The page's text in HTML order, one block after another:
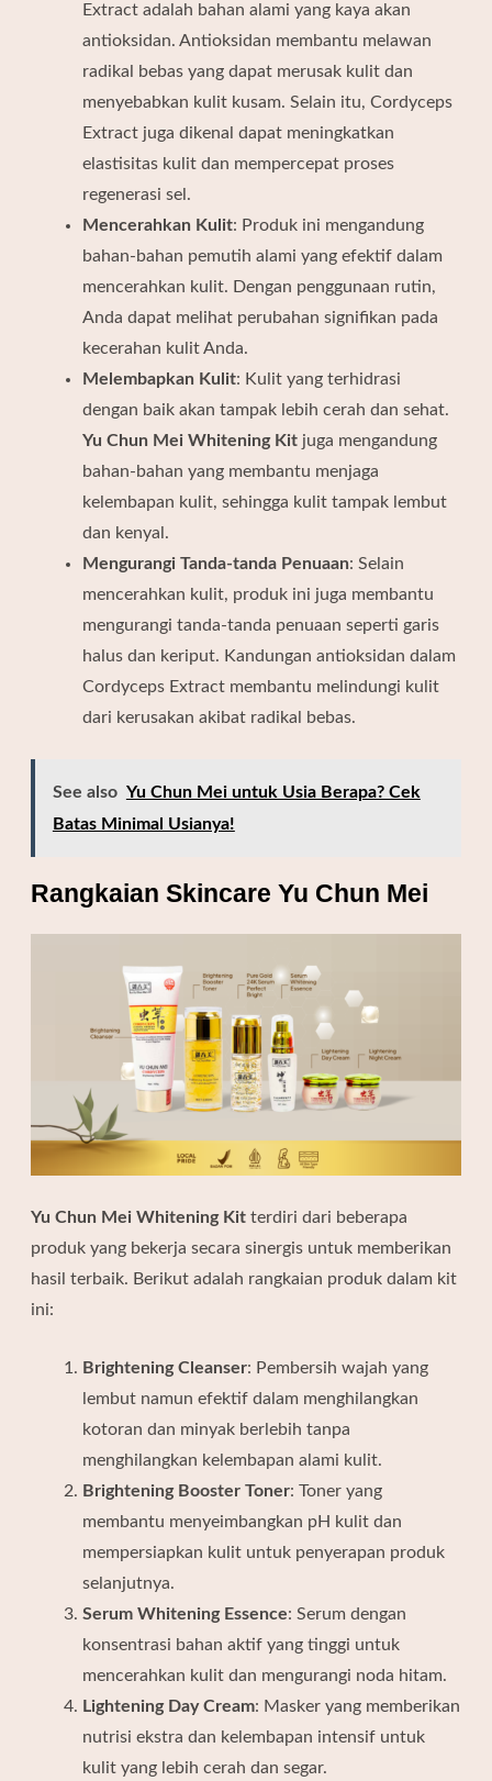
Extract adalah bahan alami yang kaya akan
antioksidan. Antioksidan membantu melawan
radikal bebas yang dapat merusak kulit dan
menyebabkan kulit kusam. Selain itu, Cordyceps
Extract juga dikenal dapat meningkatkan
elastisitas kulit dan mempercepat proses
regenerasi sel.
Mencerahkan Kulit: Produk ini mengandung
bahan-bahan pemutih alami yang efektif dalam
mencerahkan kulit. Dengan penggunaan rutin,
Anda dapat melihat perubahan signifikan pada
kecerahan kulit Anda.
Melembapkan Kulit: Kulit yang terhidrasi
dengan baik akan tampak lebih cerah dan sehat.
Yu Chun Mei Whitening Kitjuga mengandung
bahan-bahan yang membantu menjaga
kelembapan kulit, sehingga kulit tampak lembut
dan kenyal.
Mengurangi Tanda-tanda Penuaan: Selain
mencerahkan kulit, produk ini juga membantu
mengurangi tanda-tanda penuaan seperti garis
halus dan keriput. Kandungan antioksidan dalam
Cordyceps Extract membantu melindungi kulit
dari kerusakan akibat radikal bebas.
See also Yu Chun Mei untuk Usia Berapa? Cek
Batas Minimal Usianya!
Rangkaian Skincare Yu Chun Mei
Yu Chun Mei Whitening Kit terdiri dari beberapa
produk yang bekerja secara sinergis untuk memberikan
hasil terbaik. Berikut adalah rangkaian produk dalam kit
ini:
Brightening Cleanser: Pembersih wajah yang
lembut namun efektif dalam menghilangkan
kotoran dan minyak berlebih tanpa
menghilangkan kelembapan alami kulit.
Brightening Booster Toner: Toner yang
membantu menyeimbangkan pH kulit dan
mempersiapkan kulit untuk penyerapan produk
selanjutnya.
Serum Whitening Essence: Serum dengan
konsentrasi bahan aktif yang tinggi untuk
mencerahkan kulit dan mengurangi noda hitam.
Lightening Day Cream: Masker yang memberikan
nutrisi ekstra dan kelembapan intensif untuk
kulit yang lebih cerah dan segar.